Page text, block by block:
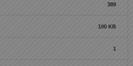
389
100 KB
1